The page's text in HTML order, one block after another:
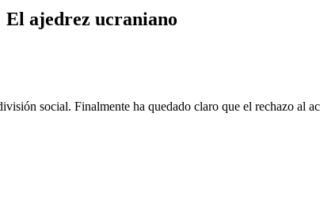
ajedrez ucraniano
social. Finalmente ha quedado claro que el rechazo al